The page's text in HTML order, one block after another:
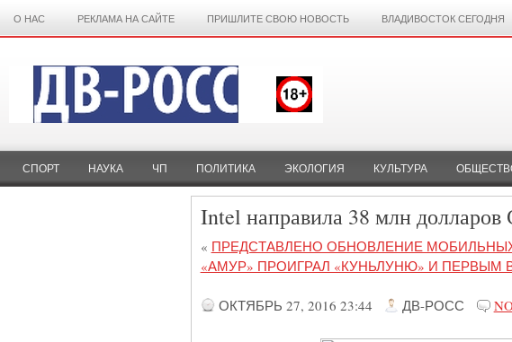
О НАС РЕКЛАМА НА САЙТЕ ПРИШЛИТЕ СВОЮ НОВОСТЬ ВЛАДИВОСТОК СЕГОДНЯ
СПОРТ НАУКА ЧП ПОЛИТИКА ЭКОЛОГИЯ КУЛЬТУРА
Intel направила 38 млн
« ПРЕДСТАВЛЕНО ОБНОВЛЕНИЕ
«АМУР» ПРОИГРАЛ «КУНЬЛУНЮ» И ПЕРВЫМ
ОКТЯБРЬ 27, 2016 23:44 ДВ-РОСС